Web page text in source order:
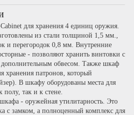
для хранения 4 единиц оружия.
из стали толщиной 1,5 мм.,
и перегородок 0,8 мм. Внутренние
- позволяют хранить винтовки с
обвесом. Также шкаф
хранения патронов, который
В шкафу оборудованы места для
полу, так и к стене.
- оружейная утилитарность. Это
с замком, а полноценный комплекс для